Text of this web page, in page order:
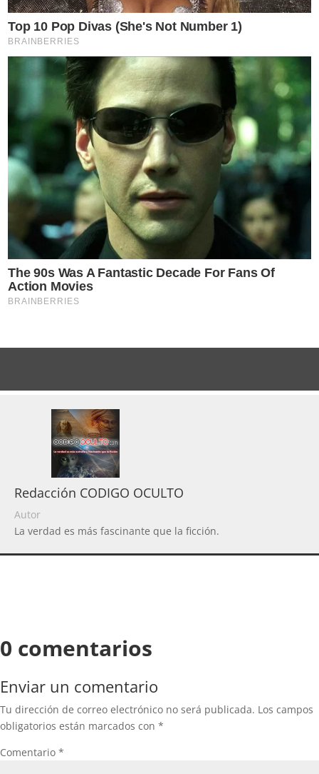
Redacción CODIGO OCULTO
Autor
La verdad es más fascinante que la ficción.
0 comentarios
Enviar un comentario
Tu dirección de correo electrónico no será publicada. Los campos
obligatorios están marcados con *
Comentario *